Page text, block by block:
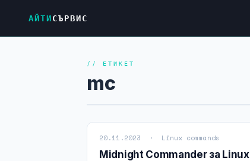
АЙТИСЪРВИС
// ЕТИКЕТ
mc
20.11.2023 · Linux commands
Midnight Commander за Linux